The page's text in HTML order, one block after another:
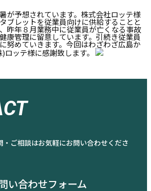
が予想されています。株式会社ロッテ様
ブレットを従業員向けに供給することと
昨年８月業務中に従業員が亡くなる事故
康管理に留意しています。引続き従業員
努めていきます。今回はわざわざ広島か
ロッテ様に感謝致します。
・ご相談はお気軽にお問い合わせくださ
い合わせフォーム